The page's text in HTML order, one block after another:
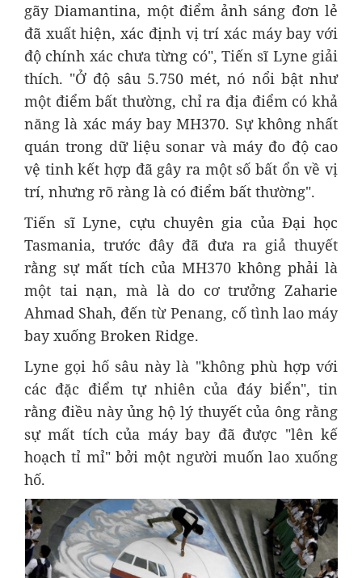
gãy Diamantina, một điểm ảnh sáng đơn lẻ
đã xuất hiện, xác định vị trí xác máy bay với
độ chính xác chưa từng có", Tiến sĩ Lyne giải
thích. "Ở độ sâu 5.750 mét, nó nổi bật như
một điểm bất thường, chỉ ra địa điểm có khả
năng là xác máy bay MH370. Sự không nhất
quán trong dữ liệu sonar và máy đo độ cao
vệ tinh kết hợp đã gây ra một số bất ổn về vị
trí, nhưng rõ ràng là có điểm bất thường".
Tiến sĩ Lyne, cựu chuyên gia của Đại học
Tasmania, trước đây đã đưa ra giả thuyết
rằng sự mất tích của MH370 không phải là
một tai nạn, mà là do cơ trưởng Zaharie
Ahmad Shah, đến từ Penang, cố tình lao máy
bay xuống Broken Ridge.
Lyne gọi hố sâu này là "không phù hợp với
các đặc điểm tự nhiên của đáy biển", tin
rằng điều này ủng hộ lý thuyết của ông rằng
sự mất tích của máy bay đã được "lên kế
hoạch tỉ mỉ" bởi một người muốn lao xuống
hố.